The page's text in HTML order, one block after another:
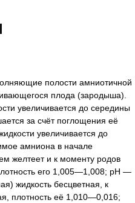
полости амниотичной
плода (зародыша).
увеличивается до середины
за счёт поглощения её
увеличивается до
амниона в начале
желтеет и к моменту родов
его 1,005—1,008; pH —
жидкость бесцветная, к
плотность её 1,010—0,016;